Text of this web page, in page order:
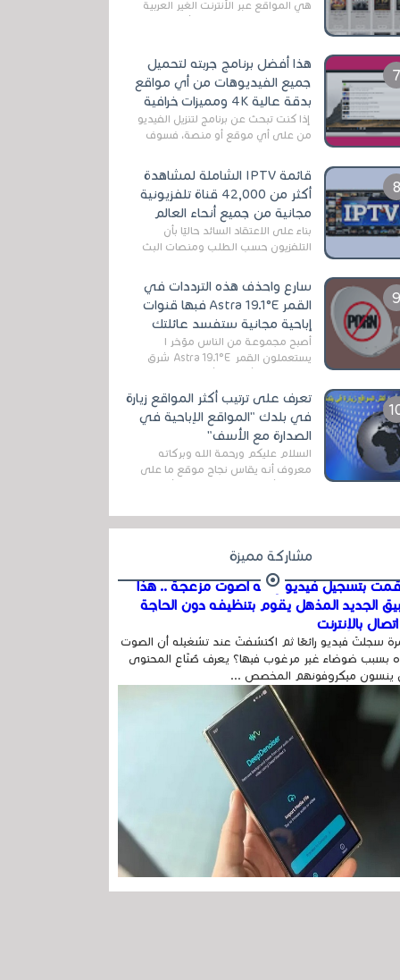
هي المواقع عبر الأنترنت الغير العربية
التي تقدم خدمة تحميل الأفلام على
هذا أفضل برنامج جربته لتحميل
جميع الفيديوهات من أي مواقع
بدقة عالية 4K ومميزات خرافية
إذا كنت تبحث عن برنامج لتنزيل الفيديو
من على أي موقع أو منصة، فسوف
الخاصة بالبرامج والتطبيقات في هذا
المج...
قائمة IPTV الشاملة لمشاهدة
أكثر من 42,000 قناة تلفزيونية
مجانية من جميع أنحاء العالم
بناءً على الاعتقاد السائد حاليًا بأن
التلفزيون حسب الطلب ومنصات البث
سارع واحذف هذه الترددات في
القمر Astra 19.1°E فبها قنوات
إباحية مجانية ستفسد عائلتك
أصبح مجموعة من الناس مؤخر ا
يستعملون القمر Astra 19.1°E شرق
قنوات مميزة جدا تنقل العديد من البرامج
اله...
تعرف على ترتيب أكثر المواقع زيارة
في بلدك "المواقع الإباحية في
الصدارة مع الأسف"
السلام عليكم ورحمة الله وبركاته
معروف أنه يقاس نجاح موقع ما على
في...
مشاركة مميزة
بتسجيل فيديو وفيه أصوت مزعجة .. هذا
الجديد المذهل يقوم بتنظيفه دون الحاجة
بالإنترنت
سجلتَ فيديو رائعًا ثم اكتشفتَ عند تشغيله أن الصوت
بسبب ضوضاء غير مرغوب فيها؟ يعرف صُنّاع المحتوى
ينسون ميكروفونهم المخصص ...